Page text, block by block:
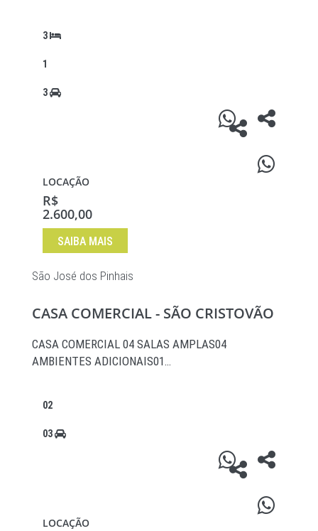
3
1
3
LOCAÇÃO
R$
2.600,00
SAIBA MAIS
São José dos Pinhais
CASA COMERCIAL - SÃO CRISTOVÃO
CASA COMERCIAL 04 SALAS AMPLAS04
AMBIENTES ADICIONAIS01…
02
03
LOCAÇÃO